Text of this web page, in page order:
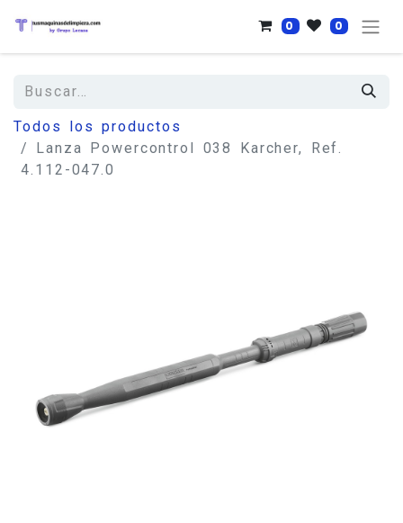
0 0
Todos los productos
Lanza Powercontrol 038 Karcher, Ref.
4.112-047.0